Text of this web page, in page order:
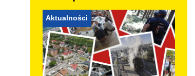
Aktualności